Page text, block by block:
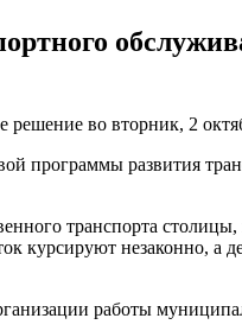
во вторник, 2
программы развития
транспорта
незаконно, а
работы